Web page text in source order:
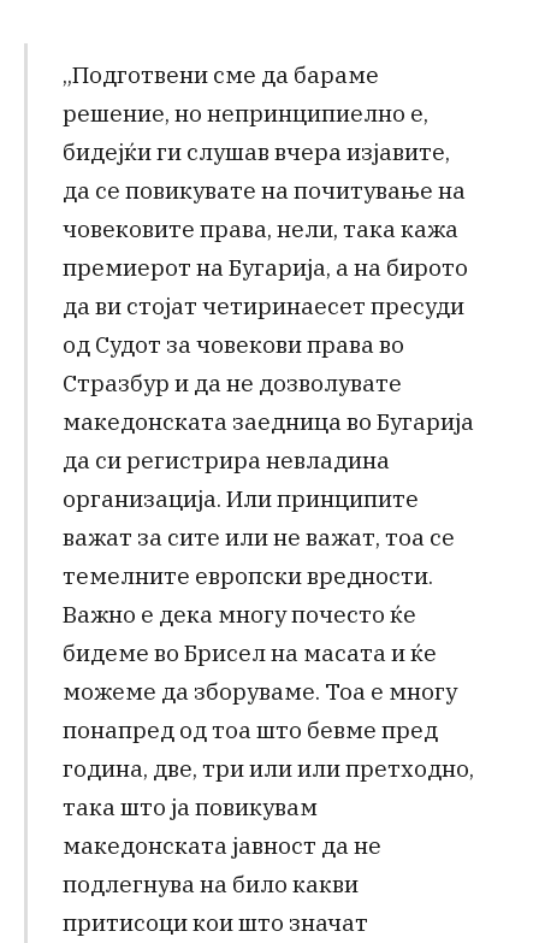
„Подготвени сме да бараме
решение, но непринципиелно е,
бидејќи ги слушав вчера изјавите,
да се повикувате на почитување на
човековите права, нели, така кажа
премиерот на Бугарија, а на бирото
да ви стојат четиринаесет пресуди
од Судот за човекови права во
Стразбур и да не дозволувате
македонската заедница во Бугарија
да си регистрира невладина
организација. Или принципите
важат за сите или не важат, тоа се
темелните европски вредности.
Важно е дека многу почесто ќе
бидеме во Брисел на масата и ќе
можеме да зборуваме. Тоа е многу
понапред од тоа што бевме пред
година, две, три или или претходно,
така што ја повикувам
македонската јавност да не
подлегнува на било какви
притисоци кои што значат